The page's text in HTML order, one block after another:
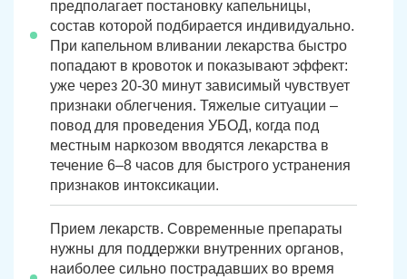
предполагает постановку капельницы,
состав которой подбирается индивидуально.
При капельном вливании лекарства быстро
попадают в кровоток и показывают эффект:
уже через 20-30 минут зависимый чувствует
признаки облегчения. Тяжелые ситуации –
повод для проведения УБОД, когда под
местным наркозом вводятся лекарства в
течение 6–8 часов для быстрого устранения
признаков интоксикации.
Прием лекарств. Современные препараты
нужны для поддержки внутренних органов,
наиболее сильно пострадавших во время